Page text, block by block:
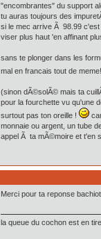
"encombrantes" du support
tu auras toujours des
si le mec arrive Ã 98.99 c'est
viser plus haut 'en affinant
sans te plonger dans les
mal en francais tout de
(sinon dÃ©solÃ© mais ta
pour la fourchette vu qu'une
surtout pas ton oreille !
monnaie ou argent, un tube
appel Ã ta mÃ©moire et t'en
Merci pour ta reponse
la queue du cochon est en